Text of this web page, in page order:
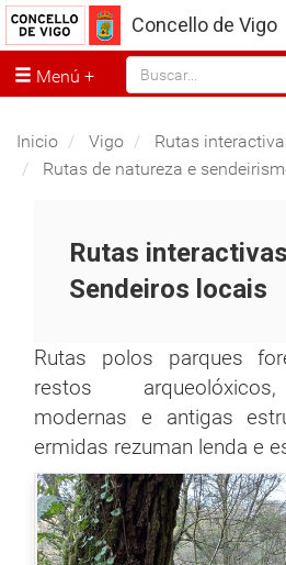
Concello de Vigo
Menú
Inicio Vigo
Rutas
Rutas de natureza e
Rutas
Sendeiros locais
Rutas polos parques
restos
modernas e antigas
ermidas rezuman lenda e